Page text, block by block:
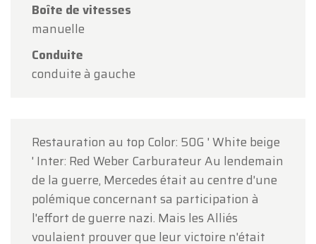
Boîte de vitesses
manuelle
Conduite
conduite à gauche
Restauration au top Color: 50G ' White beige
' Inter: Red Weber Carburateur Au lendemain
de la guerre, Mercedes était au centre d'une
polémique concernant sa participation à
l'effort de guerre nazi. Mais les Alliés
voulaient prouver que leur victoire n'était
Le lundi 17 août, nous serons
uniquement sur rendez-vous
Merci de votre compréhension et au plaisir de
vous accueillir prochainement !